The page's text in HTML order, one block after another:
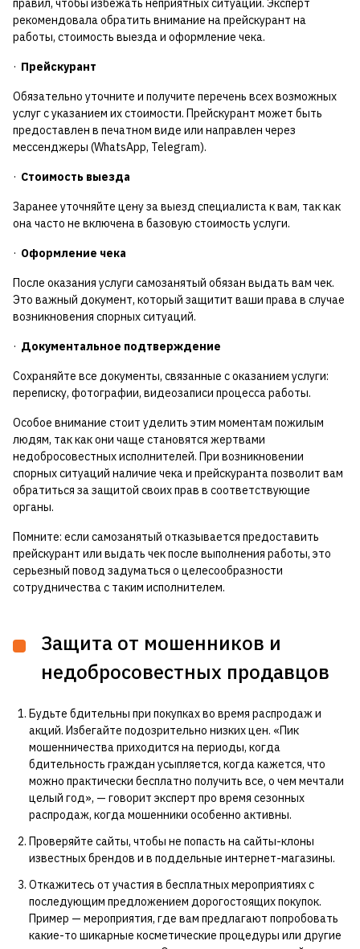
правил, чтобы избежать неприятных ситуаций. Эксперт
рекомендовала обратить внимание на прейскурант на
работы, стоимость выезда и оформление чека.
· Прейскурант
Обязательно уточните и получите перечень всех возможных
услуг с указанием их стоимости. Прейскурант может быть
предоставлен в печатном виде или направлен через
мессенджеры (WhatsApp, Telegram).
· Стоимость выезда
Заранее уточняйте цену за выезд специалиста к вам, так как
она часто не включена в базовую стоимость услуги.
· Оформление чека
После оказания услуги самозанятый обязан выдать вам чек.
Это важный документ, который защитит ваши права в случае
возникновения спорных ситуаций.
· Документальное подтверждение
Сохраняйте все документы, связанные с оказанием услуги:
переписку, фотографии, видеозаписи процесса работы.
Особое внимание стоит уделить этим моментам пожилым
людям, так как они чаще становятся жертвами
недобросовестных исполнителей. При возникновении
спорных ситуаций наличие чека и прейскуранта позволит вам
обратиться за защитой своих прав в соответствующие
органы.
Помните: если самозанятый отказывается предоставить
прейскурант или выдать чек после выполнения работы, это
серьезный повод задуматься о целесообразности
сотрудничества с таким исполнителем.
Защита от мошенников и
недобросовестных продавцов
Будьте бдительны при покупках во время распродаж и
акций. Избегайте подозрительно низких цен. «Пик
мошенничества приходится на периоды, когда
бдительность граждан усыпляется, когда кажется, что
можно практически бесплатно получить все, о чем мечтали
целый год», — говорит эксперт про время сезонных
распродаж, когда мошенники особенно активны.
Проверяйте сайты, чтобы не попасть на сайты-клоны
известных брендов и в поддельные интернет-магазины.
Откажитесь от участия в бесплатных мероприятиях с
последующим предложением дорогостоящих покупок.
Пример — мероприятия, где вам предлагают попробовать
какие-то шикарные косметические процедуры или другие